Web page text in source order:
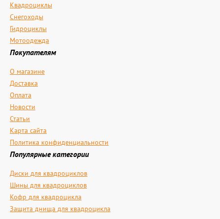
Квадроциклы
Снегоходы
Гидроциклы
Мотоодежда
Покупателям
О магазине
Доставка
Оплата
Новости
Статьи
Карта сайта
Политика конфиденциальности
Популярные категории
Диски для квадроциклов
Шины для квадроциклов
Кофр для квадроцикла
Защита днища для квадроцикла